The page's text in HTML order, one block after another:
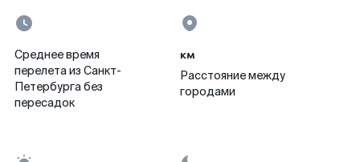
Среднее время
перелета из Санкт-
Петербурга без
пересадок
км
Расстояние между
городами